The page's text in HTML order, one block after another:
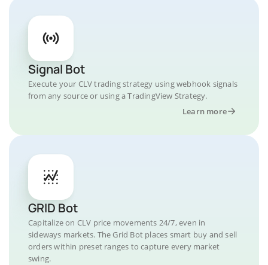
Signal Bot
Execute your CLV trading strategy using webhook signals
from any source or using a TradingView Strategy.
Learn more
GRID Bot
Capitalize on CLV price movements 24/7, even in
sideways markets. The Grid Bot places smart buy and sell
orders within preset ranges to capture every market
swing.